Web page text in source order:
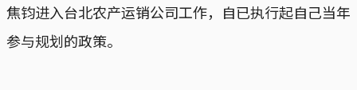
焦钧进入台北农产运销公司工作，自已执行起自己当年
参与规划的政策。